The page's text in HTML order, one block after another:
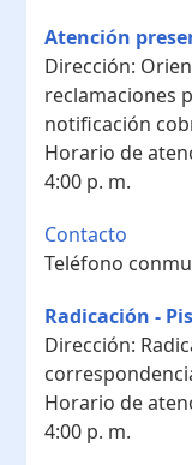
Atención
Dirección:
reclamaciones
notificación
Horario de
4:00 p. m.
Contacto
Teléfono
Radicación -
Dirección:
Horario de
4:00 p. m.